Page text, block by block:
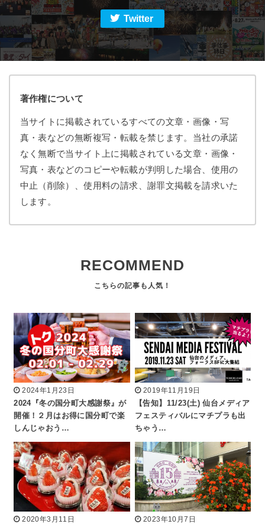
Twitter
著作権について
当サイトに掲載されているすべての文章・画像・写
真・表などの無断複写・転載を禁じます。当社の承諾
なく無断で当サイト上に掲載されている文章・画像・
写真・表などのコピーや転載が判明した場合、使用の
中止（削除）、使用料の請求、謝罪文掲載を請求いた
します。
RECOMMEND
2024年1月23日
2024『冬の国分町大感謝祭』が
開催！２月はお得に国分町で楽
しんじゃおう…
2019年11月19日
【告知】11/23(土) 仙台メディア
フェスティバルにマチプラも出
ちゃう…
2020年3月11日
2023年10月7日